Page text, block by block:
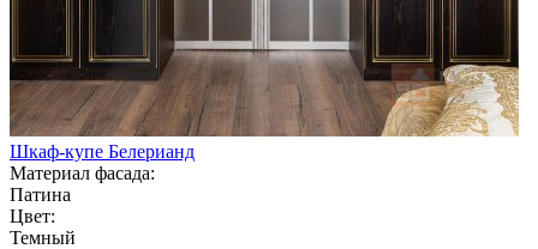
Шкаф-купе Белерианд
Материал фасада:
Патина
Цвет:
Темный